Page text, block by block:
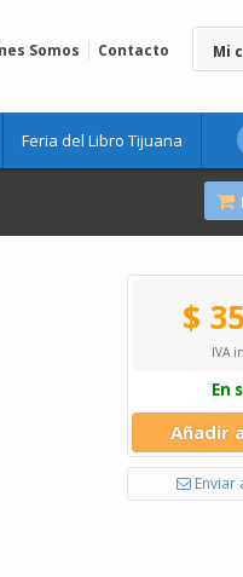
Mi
Somos Contacto
Feria del Libro Tijuana
$
IVA
En
Añadir
Enviar